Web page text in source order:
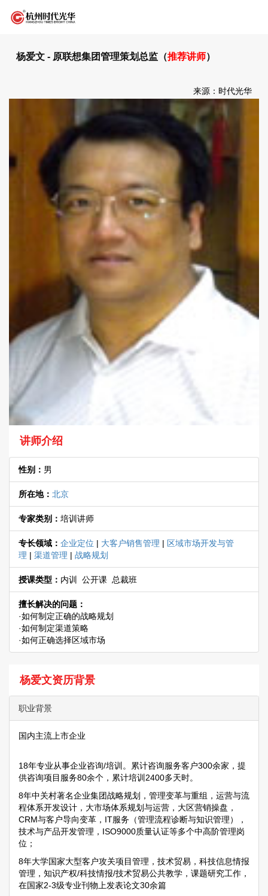
杨爱文 - 原联想集团管理策划总监（推荐讲师）
来源：时代光华
讲师介绍
性别： 男
所在地： 北京
专家类别： 培训讲师
专长领域： 企业定位 | 大客户销售管理 | 区域市场开发与管
理 | 渠道管理 | 战略规划
授课类型： 内训 公开课 总裁班
擅长解决的问题：
·如何制定正确的战略规划
·如何制定渠道策略
·如何正确选择区域市场
杨爱文资历背景
职业背景
国内主流上市企业
18年专业从事企业咨询/培训。累计咨询服务客户300余家，提
供咨询项目服务80余个，累计培训2400多天时。
8年中关村著名企业集团战略规划，管理变革与重组，运营与流
程体系开发设计，大市场体系规划与运营，大区营销操盘，
CRM与客户导向变革，IT服务（管理流程诊断与知识管理），
技术与产品开发管理，ISO9000质量认证等多个中高阶管理岗
位；
8年大学国家大型客户攻关项目管理，技术贸易，科技信息情报
管理，知识产权/科技情报/技术贸易公共教学，课题研究工作，
在国家2-3级专业刊物上发表论文30余篇